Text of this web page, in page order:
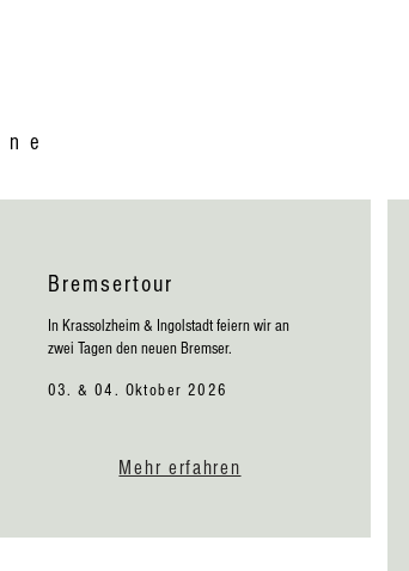
Bremsertour
In Krassolzheim & Ingolstadt feiern wir an
zwei Tagen den neuen Bremser.
03. & 04. Oktober 2026
Mehr erfahren